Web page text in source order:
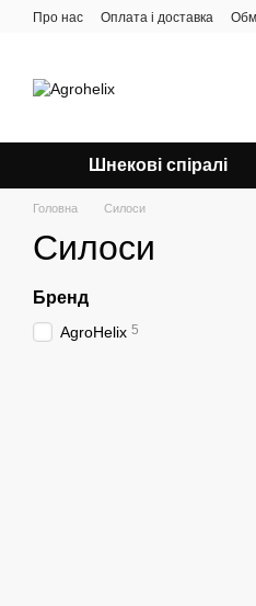
Перейти до основного контенту
Про нас Оплата і доставка
Шнекові спіралі
Головна Силоси
Силоси
Бренд
AgroHelix 5